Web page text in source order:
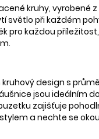
kruhy, vyrobené
při každém
každou
design s
jsou ideálním
zajišťuje
a nechte se